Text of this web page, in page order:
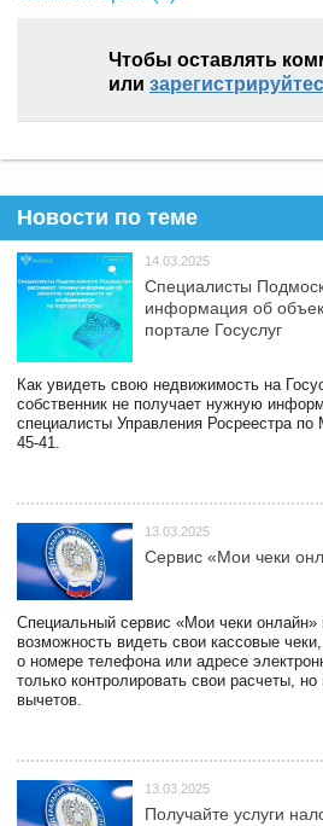
Чтобы оставлять
или
Новости по теме
14.03.2025
Специалисты
информация об
портале Госуслуг
Как увидеть свою недвижимость на
собственник не получает нужную
специалисты Управления Росреестра
45-41.
13.03.2025
Сервис «Мои чеки
Специальный сервис «Мои чеки
возможность видеть свои кассовые
о номере телефона или адресе
только контролировать свои расчеты,
вычетов.
13.03.2025
Получайте услуги